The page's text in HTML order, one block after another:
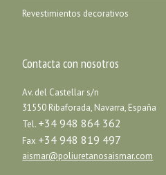
Revestimientos decorativos
Contacta con nosotros
Av. del Castellar s/n
31550 Ribaforada, Navarra, España
Tel. +34 948 864 362
Fax +34 948 819 497
aismar@poliuretanosaismar.com